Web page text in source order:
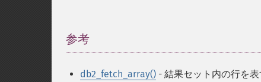
参考
db2_fetch_array() - 結果セット内の行を